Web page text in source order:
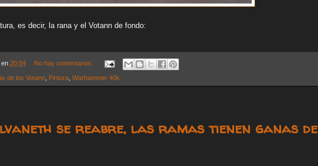
es decir, la rana y el Votann de fondo:
en 20:04 No hay comentarios:
de los Votann Pintura Warhammer 40k
se reabre, las ramas tienen ganas de